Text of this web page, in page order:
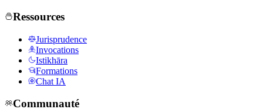
Ressources
Jurisprudence
Invocations
Istikhāra
Formations
Chat IA
Communauté